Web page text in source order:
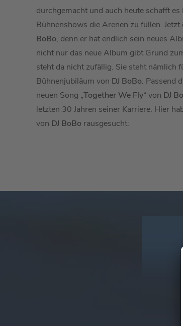
durchgemacht und auch heute schafft es
Bühnenshows die Arenen zu füllen.
BoBo, denn er hat endlich sein neues
nicht nur das neue Album gibt Grund
steht da nicht zufällig. Sie steht nämlich
Bühnenjubiläum von DJ BoBo. Passend
neuen Song „Together We Fly“ von DJ
letzten 30 Jahren seiner Karriere. Hier
von DJ BoBo rausgesucht: